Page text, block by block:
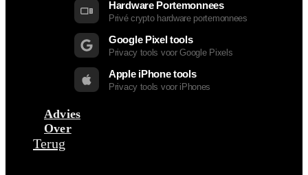
Hardware Portemonnees
Privé crypto hardware portemonnees
Google Pixel tools
Privacy tools voor Google Pixels
Apple iPhone tools
Privacy tools voor iPhones
Advies
Over
Terug